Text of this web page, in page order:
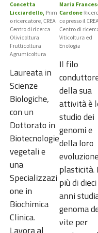
Concetta
Licciardello, Prim
o ricercatore, CREA
Centro di ricerca
Olivicoltura
Frutticoltura
Agrumicoltura
Laureata in
Scienze
Biologiche,
con un
Dottorato in
Biotecnologie
vegetali e
una
Specializzazi
one in
Biochimica
Clinica.
Maria
Cardone
ce presso il
Centro di
Viticoltura ed
Enologia
Il filo
della sua
attività è
studio dei
genomi e
della loro
plasticità.
più di dieci
anni
genoma
vite per